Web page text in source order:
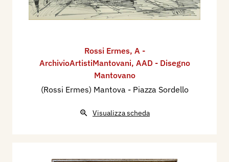
Rossi Ermes, A -
ArchivioArtistiMantovani, AAD - Disegno
Mantovano
(Rossi Ermes) Mantova - Piazza Sordello
Visualizza scheda